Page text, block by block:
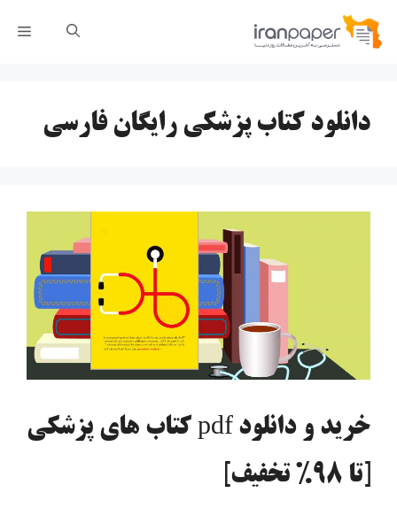
پرش
دانلود کتاب پزشکی رایگان فارسی
خرید و دانلود pdf کتاب های پزشکی
[تا 98% تخفیف]